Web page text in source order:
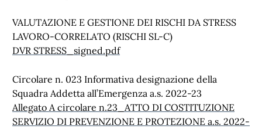
VALUTAZIONE E GESTIONE DEI RISCHI DA STRESS
LAVORO-CORRELATO (RISCHI SL-C)
DVR STRESS_signed.pdf
Circolare n. 023 Informativa designazione della
Squadra Addetta all’Emergenza a.s. 2022-23
Allegato A circolare n.23_ATTO DI COSTITUZIONE
SERVIZIO DI PREVENZIONE E PROTEZIONE a.s. 2022-